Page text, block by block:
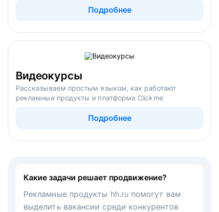
Подробнее
Видеокурсы
Рассказываем простым языком, как работают
рекламные продукты и платформа Clickme
Подробнее
Какие задачи решает продвижение?
Рекламные продукты hh.ru помогут вам
выделить вакансии среди конкурентов